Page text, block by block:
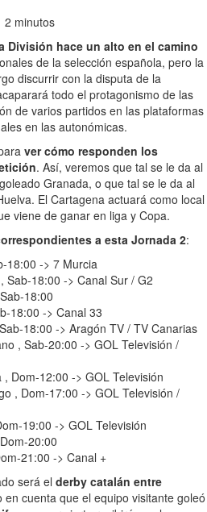
2 minutos
División hace un alto en el camino
de la selección española, pero la
discurrir con la disputa de la
todo el protagonismo de las
de varios partidos en las plataformas
en las autonómicas.
ver cómo responden los
. Así, veremos que tal se le da al
Granada, o que tal se le da al
El Cartagena actuará como local
viene de ganar en liga y Copa.
a esta Jornada 2:
18:00 -> 7 Murcia
Sab-18:00 -> Canal Sur / G2
18:00
18:00 -> Canal 33
18:00 -> Aragón TV / TV Canarias
, Sab-20:00 -> GOL Televisión /
Dom-12:00 -> GOL Televisión
, Dom-17:00 -> GOL Televisión /
19:00 -> GOL Televisión
20:00
21:00 -> Canal +
será el derby catalán entre
en cuenta que el equipo visitante goleó